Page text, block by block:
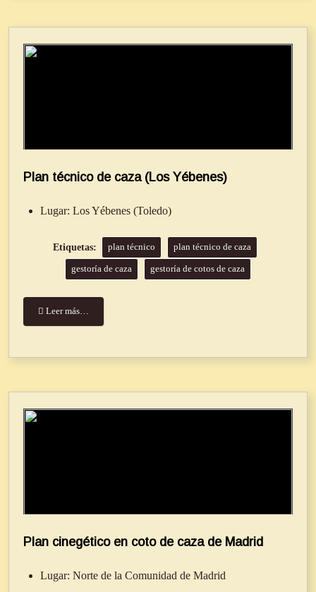
Plan técnico de caza (Los Yébenes)
Lugar: Los Yébenes (Toledo)
plan técnico plan técnico de caza
gestoría de caza gestoría de cotos de caza
Leer más…
Plan cinegético en coto de caza de Madrid
Lugar: Norte de la Comunidad de Madrid